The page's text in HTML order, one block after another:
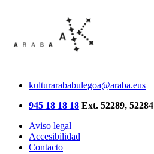
kulturarababulegoa@araba.eus
945 18 18 18 Ext. 52289, 52284
Aviso legal
Accesibilidad
Contacto